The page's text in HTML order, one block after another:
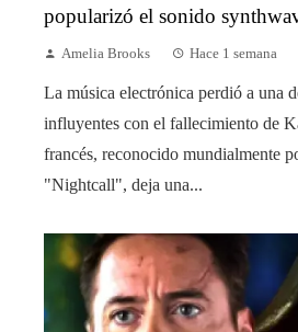
popularizó el sonido
Amelia Brooks Hace 1 semana
La música electrónica perdió a una
influyentes con el fallecimiento de
francés, reconocido mundialmente
"Nightcall", deja una...